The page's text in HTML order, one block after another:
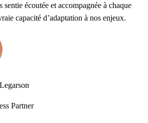
sentie écoutée et accompagnée à chaque
capacité d’adaptation à nos enjeux.
Partner